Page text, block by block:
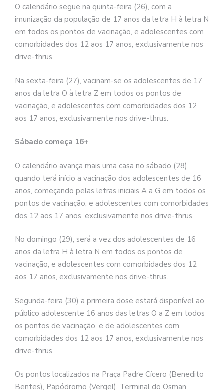
O calendário segue na quinta-feira (26), com a
imunização da população de 17 anos da letra H à letra N
em todos os pontos de vacinação, e adolescentes com
comorbidades dos 12 aos 17 anos, exclusivamente nos
drive-thrus.
Na sexta-feira (27), vacinam-se os adolescentes de 17
anos da letra O à letra Z em todos os pontos de
vacinação, e adolescentes com comorbidades dos 12
aos 17 anos, exclusivamente nos drive-thrus.
Sábado começa 16+
O calendário avança mais uma casa no sábado (28),
quando terá início a vacinação dos adolescentes de 16
anos, começando pelas letras iniciais A a G em todos os
pontos de vacinação, e adolescentes com comorbidades
dos 12 aos 17 anos, exclusivamente nos drive-thrus.
No domingo (29), será a vez dos adolescentes de 16
anos da letra H à letra N em todos os pontos de
vacinação, e adolescentes com comorbidades dos 12
aos 17 anos, exclusivamente nos drive-thrus.
Segunda-feira (30) a primeira dose estará disponível ao
público adolescente 16 anos das letras O a Z em todos
os pontos de vacinação, e de adolescentes com
comorbidades dos 12 aos 17 anos, exclusivamente nos
drive-thrus.
Os pontos localizados na Praça Padre Cícero (Benedito
Bentes), Papódromo (Vergel), Terminal do Osman